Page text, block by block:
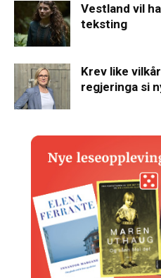
Vestland vil
teksting
Krev like
regjeringa si